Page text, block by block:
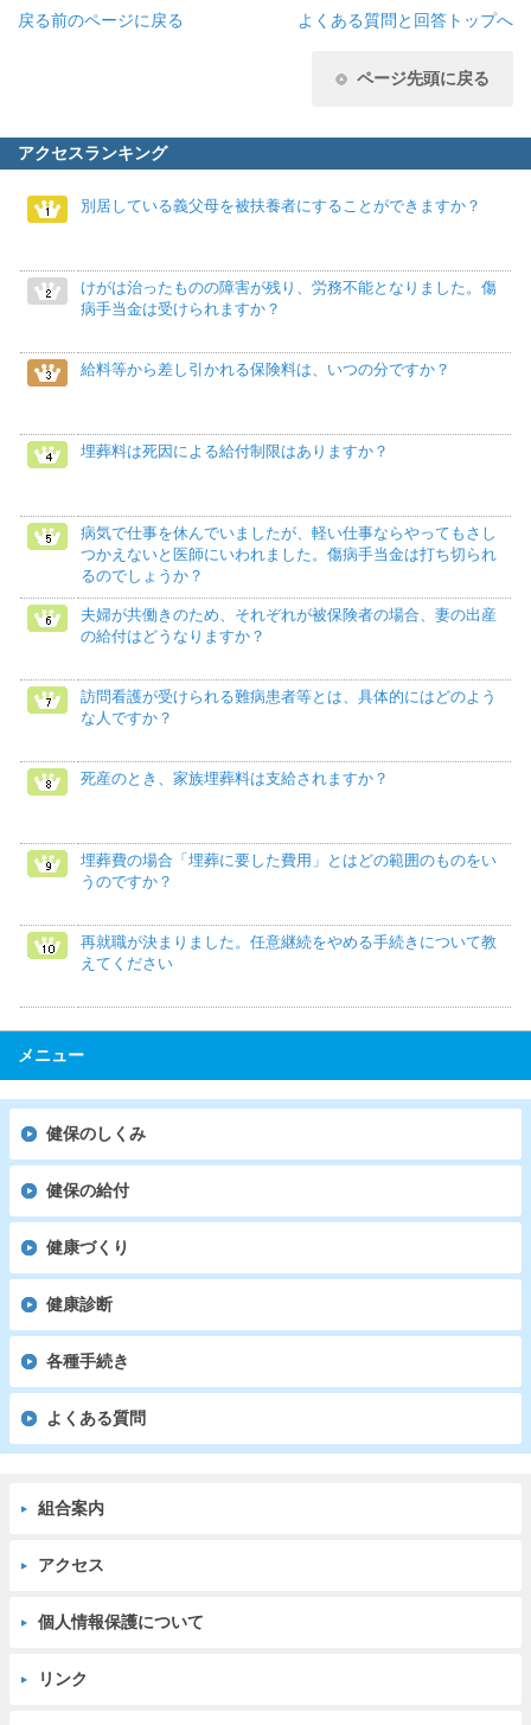
戻る よくある質問と回答トップへ
前のページに戻る
ページ先頭に戻る
アクセスランキング
別居している義父母を被扶養者にすることができますか？
けがは治ったものの障害が残り、労務不能となりました。傷
病手当金は受けられますか？
給料等から差し引かれる保険料は、いつの分ですか？
埋葬料は死因による給付制限はありますか？
病気で仕事を休んでいましたが、軽い仕事ならやってもさし
つかえないと医師にいわれました。傷病手当金は打ち切られ
るのでしょうか？
夫婦が共働きのため、それぞれが被保険者の場合、妻の出産
の給付はどうなりますか？
訪問看護が受けられる難病患者等とは、具体的にはどのよう
な人ですか？
死産のとき、家族埋葬料は支給されますか？
埋葬費の場合「埋葬に要した費用」とはどの範囲のものをい
うのですか？
再就職が決まりました。任意継続をやめる手続きについて教
えてください
メニュー
健保のしくみ
健保の給付
健康づくり
健康診断
各種手続き
よくある質問
組合案内
アクセス
個人情報保護について
リンク